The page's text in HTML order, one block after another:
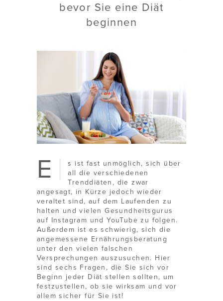
bevor Sie eine Diät
beginnen
E
s ist fast unmöglich, sich über
all die verschiedenen
Trenddiäten, die zwar
angesagt, in Kürze jedoch wieder
veraltet sind, auf dem Laufenden zu
halten und vielen Gesundheitsgurus
auf Instagram und YouTube zu folgen.
Außerdem ist es schwierig, sich die
angemessene Ernährungsberatung
unter den vielen falschen
Versprechungen auszusuchen. Hier
sind sechs Fragen, die Sie sich vor
Beginn jeder Diät stellen sollten, um
festzustellen, ob sie wirksam und vor
allem sicher für Sie ist!